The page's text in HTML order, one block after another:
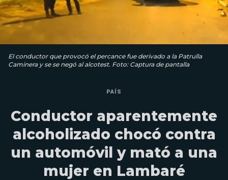
El conductor que provocó el percance fue derivado a la Patrulla
Caminera y se se negó al alcotest. Foto: Captura de pantalla
PAÍS
Conductor aparentemente
alcoholizado chocó contra
un automóvil y mató a una
mujer en Lambaré